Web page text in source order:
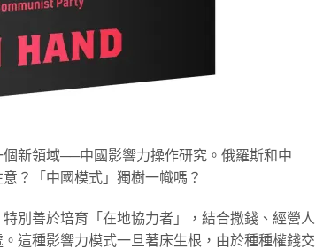
新領域──中國影響力操作研究。俄羅斯和中
？「中國模式」獨樹一幟嗎？
別善於培育「在地協力者」，結合撒錢、經營人
這種影響力模式一旦著床生根，由於種種權錢交